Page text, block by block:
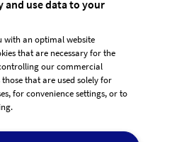
and use data to your
with an optimal website
that are necessary for the
our commercial
those that are used solely for
for convenience settings, or to